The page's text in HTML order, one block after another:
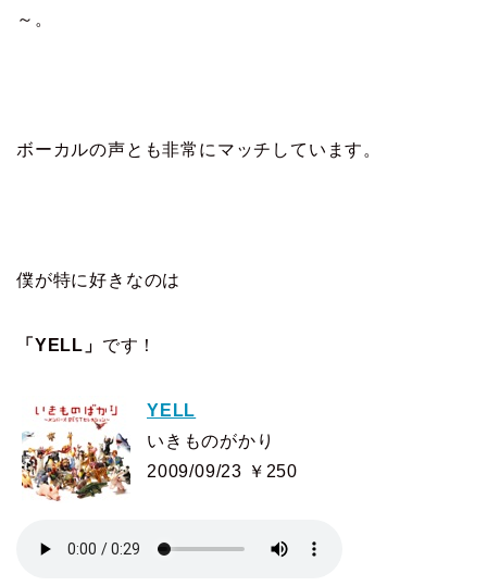
～。
ボーカルの声とも非常にマッチしています。
僕が特に好きなのは
「YELL」 です！
YELL
いきものがかり
2009/09/23 ￥250